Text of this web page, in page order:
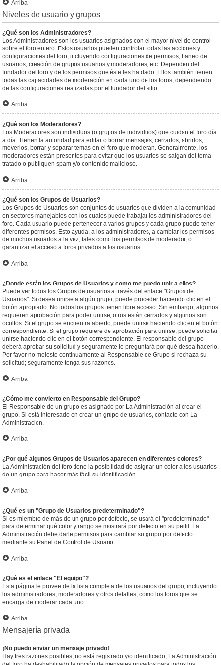
Arriba
Niveles de usuario y grupos
¿Qué son los Administradores?
Los Administradores son los usuarios asignados con el mayor nivel de control
sobre el foro entero. Estos usuarios pueden controlar todas las acciones y
configuraciones del foro, incluyendo configuraciones de permisos, baneo de
usuarios, creación de grupos usuarios y moderadores, etc. Dependen del
fundador del foro y de los permisos que éste les ha dado. Ellos también tienen
todas las capacidades de moderación en cada uno de los foros, dependiendo
de las configuraciones realizadas por el fundador del sitio.
Arriba
¿Qué son los Moderadores?
Los Moderadores son individuos (o grupos de individuos) que cuidan el foro día
a día. Tienen la autoridad para editar o borrar mensajes, cerrarlos, abrirlos,
moverlos, borrar y separar temas en el foro que moderan. Generalmente, los
moderadores están presentes para evitar que los usuarios se salgan del tema
tratado o publiquen spam y/o contenido malicioso.
Arriba
¿Qué son los Grupos de Usuarios?
Los Grupos de Usuarios son conjuntos de usuarios que dividen a la comunidad
en sectores manejables con los cuales puede trabajar los administradores del
foro. Cada usuario puede pertenecer a varios grupos y cada grupo puede tener
diferentes permisos. Esto ayuda, a los administradores, a cambiar los permisos
de muchos usuarios a la vez, tales como los permisos de moderador, o
garantizar el acceso a foros privados a los usuarios.
Arriba
¿Donde están los Grupos de Usuarios y como me puedo unir a ellos?
Puede ver todos los Grupos de usuarios a través del enlace "Grupos de
Usuarios". Si desea unirse a algún grupo, puede proceder haciendo clic en el
botón apropiado. No todos los grupos tienen libre acceso. Sin embargo, algunos
requieren aprobación para poder unirse, otros están cerrados y algunos son
ocultos. Si el grupo se encuentra abierto, puede unirse haciendo clic en el botón
correspondiente. Si el grupo requiere de aprobación para unirse, puede solicitar
unirse haciendo clic en el botón correspondiente. El responsable del grupo
deberá aprobar su solicitud y seguramente le preguntará por qué desea hacerlo.
Por favor no moleste continuamente al Responsable de Grupo si rechaza su
solicitud; seguramente tenga sus razones.
Arriba
¿Cómo me convierto en Responsable del Grupo?
El Responsable de un grupo es asignado por La Administración al crear el
grupo. Si está interesado en crear un grupo de usuarios, contacte con La
Administración.
Arriba
¿Por qué algunos Grupos de Usuarios aparecen en diferentes colores?
La Administración del foro tiene la posibilidad de asignar un color a los usuarios
de un grupo para hacer más fácil su identificación.
Arriba
¿Qué es un "Grupo de Usuarios predeterminado"?
Si es miembro de más de un grupo por defecto, se usará el "predeterminado"
para determinar qué color y rango se mostrará por defecto en su perfil. La
Administración debe darle permisos para cambiar su grupo por defecto
mediante su Panel de Control de Usuario.
Arriba
¿Qué es el enlace "El equipo"?
Esta página le provee de la lista completa de los usuarios del grupo, incluyendo
los administradores, moderadores y otros detalles, como los foros que se
encarga de moderar cada uno.
Arriba
Mensajería privada
¡No puedo enviar un mensaje privado!
Hay tres razones posibles; no está registrado y/o identificado, La Administración